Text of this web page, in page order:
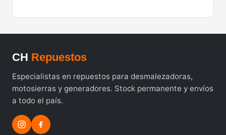
CH Repuestos
Especialistas en repuestos para desmalezadoras,
motosierras y generadores. Stock permanente y envíos
a todo el país.